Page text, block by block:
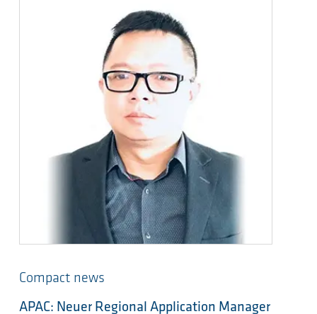
Compact news
APAC: Neuer Regional Application Manager